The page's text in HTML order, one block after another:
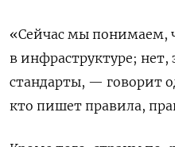
«Сейчас мы понимаем,
в инфраструктуре; нет,
стандарты, — говорит
кто пишет правила,